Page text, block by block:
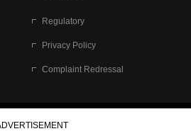
Regulatory
Privacy Policy
Complaint Redressal